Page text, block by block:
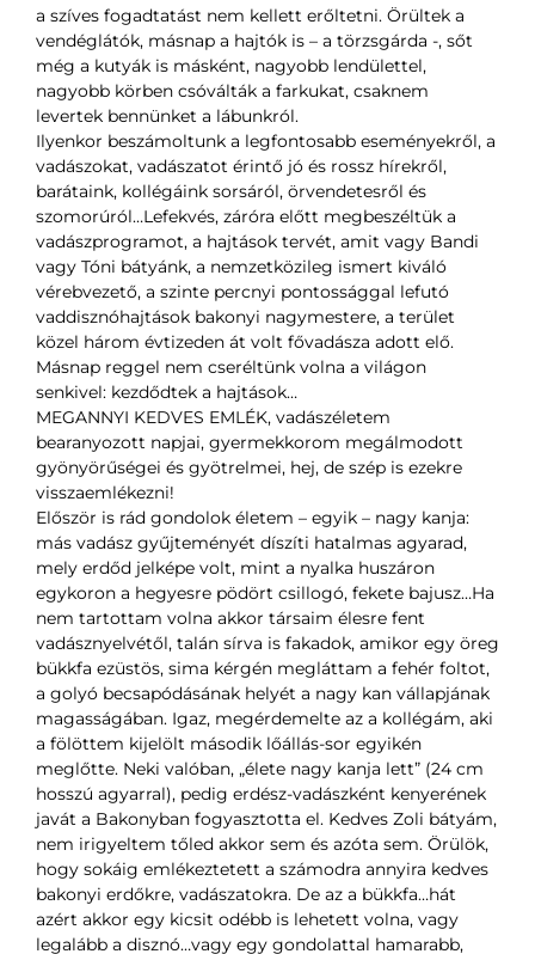
a szíves fogadtatást nem kellett erőltetni. Örültek a
vendéglátók, másnap a hajtók is – a törzsgárda -, sőt
még a kutyák is másként, nagyobb lendülettel,
nagyobb körben csóválták a farkukat, csaknem
levertek bennünket a lábunkról.
Ilyenkor beszámoltunk a legfontosabb eseményekről, a
vadászokat, vadászatot érintő jó és rossz hírekről,
barátaink, kollégáink sorsáról, örvendetesről és
szomorúról…Lefekvés, záróra előtt megbeszéltük a
vadászprogramot, a hajtások tervét, amit vagy Bandi
vagy Tóni bátyánk, a nemzetközileg ismert kiváló
vérebvezető, a szinte percnyi pontossággal lefutó
vaddisznóhajtások bakonyi nagymestere, a terület
közel három évtizeden át volt fővadásza adott elő.
Másnap reggel nem cseréltünk volna a világon
senkivel: kezdődtek a hajtások…
MEGANNYI KEDVES EMLÉK, vadászéletem
bearanyozott napjai, gyermekkorom megálmodott
gyönyörűségei és gyötrelmei, hej, de szép is ezekre
visszaemlékezni!
Először is rád gondolok életem – egyik – nagy kanja:
más vadász gyűjteményét díszíti hatalmas agyarad,
mely erdőd jelképe volt, mint a nyalka huszáron
egykoron a hegyesre pödört csillogó, fekete bajusz…Ha
nem tartottam volna akkor társaim élesre fent
vadásznyelvétől, talán sírva is fakadok, amikor egy öreg
bükkfa ezüstös, sima kérgén megláttam a fehér foltot,
a golyó becsapódásának helyét a nagy kan vállapjának
magasságában. Igaz, megérdemelte az a kollégám, aki
a fölöttem kijelölt második lőállás-sor egyikén
meglőtte. Neki valóban, „élete nagy kanja lett” (24 cm
hosszú agyarral), pedig erdész-vadászként kenyerének
javát a Bakonyban fogyasztotta el. Kedves Zoli bátyám,
nem irigyeltem tőled akkor sem és azóta sem. Örülök,
hogy sokáig emlékeztetett a számodra annyira kedves
bakonyi erdőkre, vadászatokra. De az a bükkfa…hát
azért akkor egy kicsit odébb is lehetett volna, vagy
legalább a disznó…vagy egy gondolattal hamarabb,